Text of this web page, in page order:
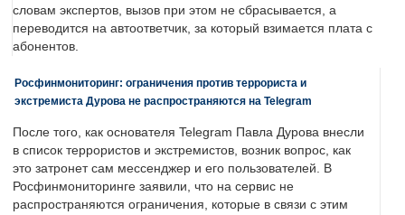
словам экспертов, вызов при этом не сбрасывается, а
переводится на автоответчик, за который взимается плата с
абонентов.
Росфинмониторинг: ограничения против террориста и
экстремиста Дурова не распространяются на Telegram
После того, как основателя Telegram Павла Дурова внесли
в список террористов и экстремистов, возник вопрос, как
это затронет сам мессенджер и его пользователей. В
Росфинмониторинге заявили, что на сервис не
распространяются ограничения, которые в связи с этим